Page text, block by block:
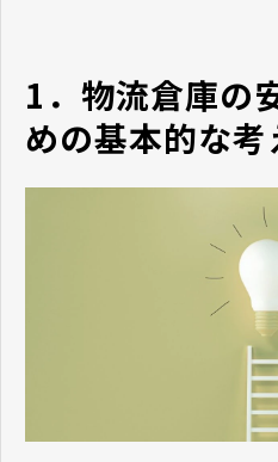
1．物流倉庫の
めの基本的な考